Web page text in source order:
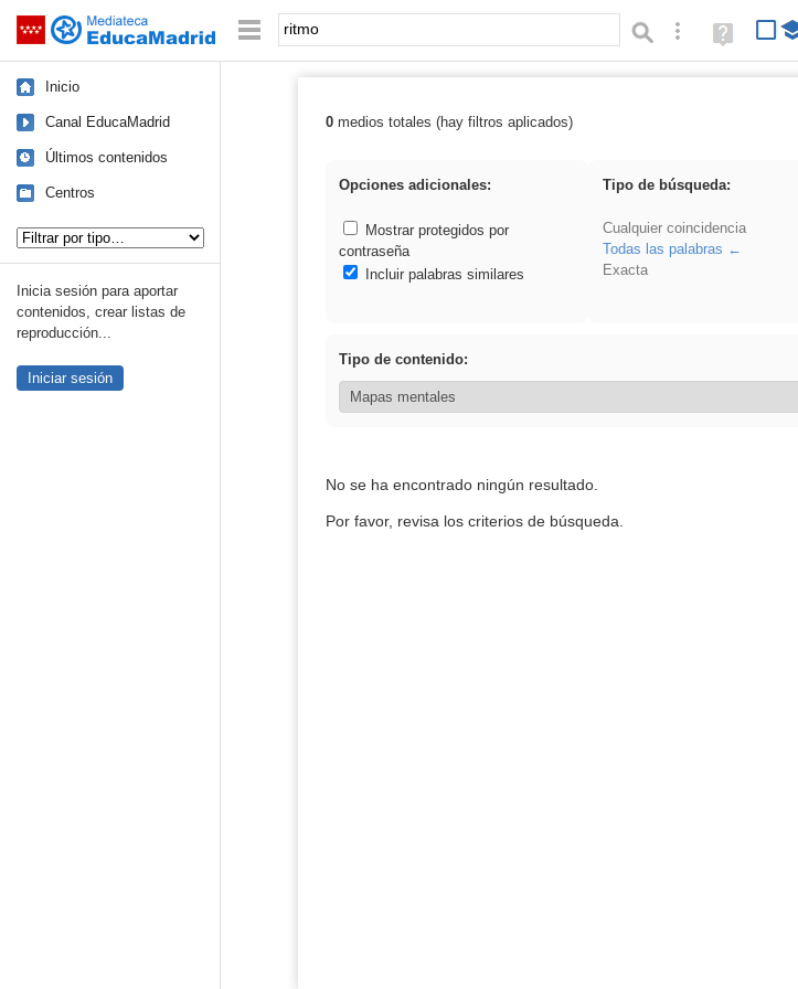
Saltar navegación Palabra o frase: Búsqueda avanzada
Ayuda
(en
Inicio
Canal EducaMadrid
Últimos contenidos
Centros
Inicia sesión para aportar
contenidos, crear listas de
reproducción...
Iniciar sesión
Resultados de: ritmo
0medios totales (hay filtros aplicados)
Opciones adicionales:
Mostrar protegidos por
contraseña
Incluir palabras similares
Tipo de búsqueda:
Cualquier coincidencia
Todas las palabras
Exacta
Tipo de contenido:
No se ha encontrado ningún resultado.
Por favor, revisa los criterios de búsqueda.